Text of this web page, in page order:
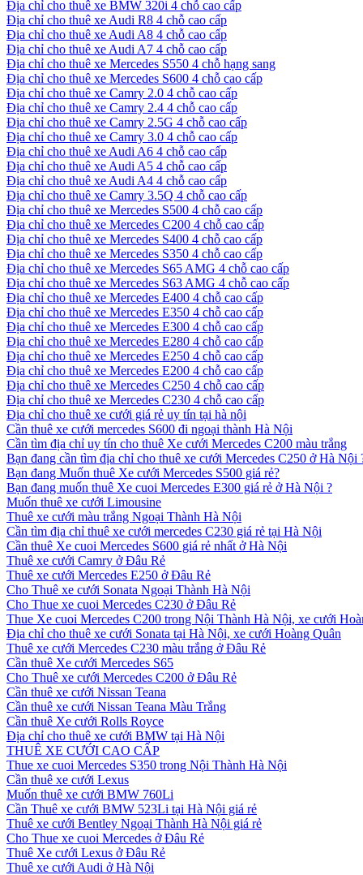
Địa chỉ cho thuê xe BMW 320i 4 chỗ cao cấp
Địa chỉ cho thuê xe Audi R8 4 chỗ cao cấp
Địa chỉ cho thuê xe Audi A8 4 chỗ cao cấp
Địa chỉ cho thuê xe Audi A7 4 chỗ cao cấp
Địa chỉ cho thuê xe Mercedes S550 4 chỗ hạng sang
Địa chỉ cho thuê xe Mercedes S600 4 chỗ cao cấp
Địa chỉ cho thuê xe Camry 2.0 4 chỗ cao cấp
Địa chỉ cho thuê xe Camry 2.4 4 chỗ cao cấp
Địa chỉ cho thuê xe Camry 2.5G 4 chỗ cao cấp
Địa chỉ cho thuê xe Camry 3.0 4 chỗ cao cấp
Địa chỉ cho thuê xe Audi A6 4 chỗ cao cấp
Địa chỉ cho thuê xe Audi A5 4 chỗ cao cấp
Địa chỉ cho thuê xe Audi A4 4 chỗ cao cấp
Địa chỉ cho thuê xe Camry 3.5Q 4 chỗ cao cấp
Địa chỉ cho thuê xe Mercedes S500 4 chỗ cao cấp
Địa chỉ cho thuê xe Mercedes C200 4 chỗ cao cấp
Địa chỉ cho thuê xe Mercedes S400 4 chỗ cao cấp
Địa chỉ cho thuê xe Mercedes S350 4 chỗ cao cấp
Địa chỉ cho thuê xe Mercedes S65 AMG 4 chỗ cao cấp
Địa chỉ cho thuê xe Mercedes S63 AMG 4 chỗ cao cấp
Địa chỉ cho thuê xe Mercedes E400 4 chỗ cao cấp
Địa chỉ cho thuê xe Mercedes E350 4 chỗ cao cấp
Địa chỉ cho thuê xe Mercedes E300 4 chỗ cao cấp
Địa chỉ cho thuê xe Mercedes E280 4 chỗ cao cấp
Địa chỉ cho thuê xe Mercedes E250 4 chỗ cao cấp
Địa chỉ cho thuê xe Mercedes E200 4 chỗ cao cấp
Địa chỉ cho thuê xe Mercedes C250 4 chỗ cao cấp
Địa chỉ cho thuê xe Mercedes C230 4 chỗ cao cấp
Địa chỉ cho thuê xe cưới giá rẻ uy tín tại hà nội
Cần thuê xe cưới mercedes S600 đi ngoại thành Hà Nội
Cần tìm địa chỉ uy tín cho thuê Xe cưới Mercedes C200 màu trắng
Bạn đang cần tìm địa chỉ cho thuê xe cưới Mercedes C250 ở Hà Nội
Bạn đang Muốn thuê Xe cưới Mercedes S500 giá rẻ?
Bạn đang muốn thuê Xe cuoi Mercedes E300 giá rẻ ở Hà Nội ?
Muốn thuê xe cưới Limousine
Thuê xe cưới màu trắng Ngoại Thành Hà Nội
Cần tìm địa chỉ thuê xe cưới mercedes C230 giá rẻ tại Hà Nội
Cần thuê Xe cuoi Mercedes S600 giá rẻ nhất ở Hà Nội
Thuê xe cưới Camry ở Đâu Rẻ
Thuê xe cưới Mercedes E250 ở Đâu Rẻ
Cho Thuê xe cưới Sonata Ngoại Thành Hà Nội
Cho Thue xe cuoi Mercedes C230 ở Đâu Rẻ
Thue Xe cuoi Mercedes C200 trong Nội Thành Hà Nội, xe cưới
Địa chỉ cho thuê xe cưới Sonata tại Hà Nội, xe cưới Hoàng Quân
Thuê xe cưới Mercedes C230 màu trắng ở Đâu Rẻ
Cần thuê Xe cưới Mercedes S65
Cho Thuê xe cưới Mercedes C200 ở Đâu Rẻ
Cần thuê xe cưới Nissan Teana
Cần thuê xe cưới Nissan Teana Màu Trắng
Cần thuê Xe cưới Rolls Royce
Địa chỉ cho thuê xe cưới BMW tại Hà Nội
THUÊ XE CƯỚI CAO CẤP
Thue xe cuoi Mercedes S350 trong Nội Thành Hà Nội
Cần thuê xe cưới Lexus
Muốn thuê xe cưới BMW 760Li
Cần Thuê xe cưới BMW 523Li tại Hà Nội giá rẻ
Thuê xe cưới Bentley Ngoại Thành Hà Nội giá rẻ
Cho Thue xe cuoi Mercedes ở Đâu Rẻ
Thuê Xe cưới Lexus ở Đâu Rẻ
Thuê xe cưới Audi ở Hà Nội